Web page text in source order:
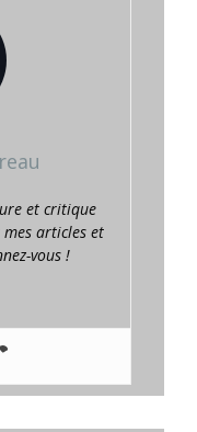
et critique
articles et
vous !